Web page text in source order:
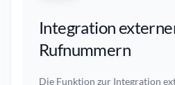
Integration
Rufnummern
Die Funktion zur Integration